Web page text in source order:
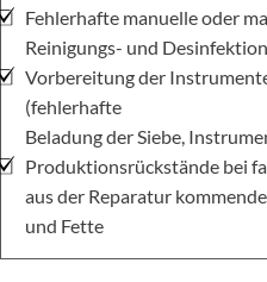
Fehlerhafte manuelle oder
Reinigungs- und
Vorbereitung der
(fehlerhafte
Beladung der Siebe,
Produktionsrückstände bei
aus der Reparatur
und Fette